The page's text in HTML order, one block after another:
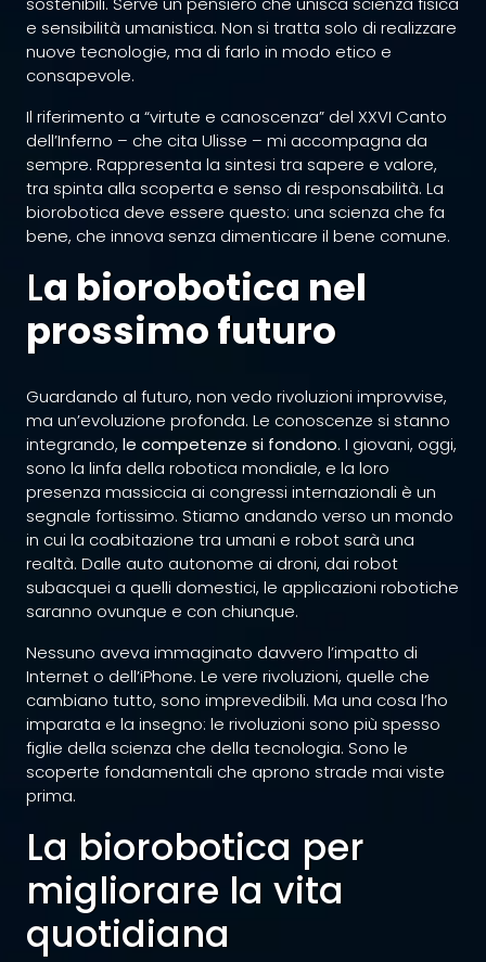
e sensibilità umanistica. Non si tratta solo di realizzare
nuove tecnologie, ma di farlo in modo etico e
consapevole.
Il riferimento a “virtute e canoscenza” del XXVI Canto
dell’Inferno – che cita Ulisse – mi accompagna da
sempre. Rappresenta la sintesi tra sapere e valore,
tra spinta alla scoperta e senso di responsabilità. La
biorobotica deve essere questo: una scienza che fa
bene, che innova senza dimenticare il bene comune.
La biorobotica nel
prossimo futuro
Guardando al futuro, non vedo rivoluzioni improvvise,
ma un’evoluzione profonda. Le conoscenze si stanno
integrando, le competenze si fondono. I giovani, oggi,
sono la linfa della robotica mondiale, e la loro
presenza massiccia ai congressi internazionali è un
segnale fortissimo. Stiamo andando verso un mondo
in cui la coabitazione tra umani e robot sarà una
realtà. Dalle auto autonome ai droni, dai robot
subacquei a quelli domestici, le applicazioni robotiche
saranno ovunque e con chiunque.
Nessuno aveva immaginato davvero l’impatto di
Internet o dell’iPhone. Le vere rivoluzioni, quelle che
cambiano tutto, sono imprevedibili. Ma una cosa l’ho
imparata e la insegno: le rivoluzioni sono più spesso
figlie della scienza che della tecnologia. Sono le
scoperte fondamentali che aprono strade mai viste
prima.
La biorobotica per
migliorare la vita
quotidiana